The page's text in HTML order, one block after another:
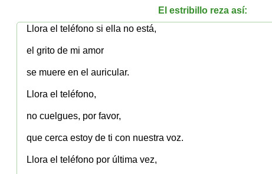
El estribillo reza así:
Llora el teléfono si ella no está,
el grito de mi amor
se muere en el auricular.
Llora el teléfono,
no cuelgues, por favor,
que cerca estoy de ti con nuestra voz.
Llora el teléfono por última vez,